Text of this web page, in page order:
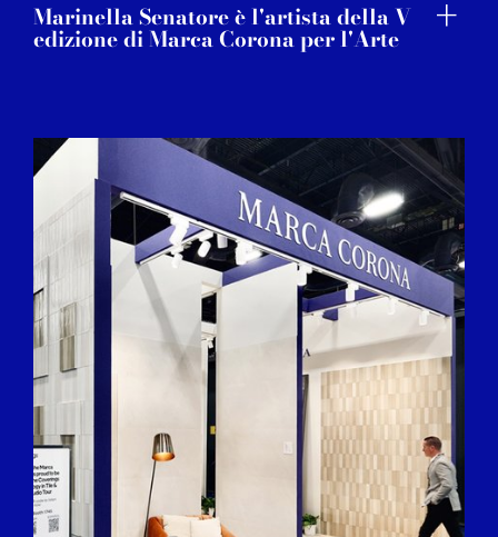
Marinella Senatore è l'artista della V
edizione di Marca Corona per l'Arte